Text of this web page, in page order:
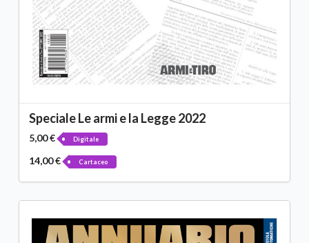
Speciale Le armi e la Legge 2022
5,00 € Digitale
14,00 € Cartaceo